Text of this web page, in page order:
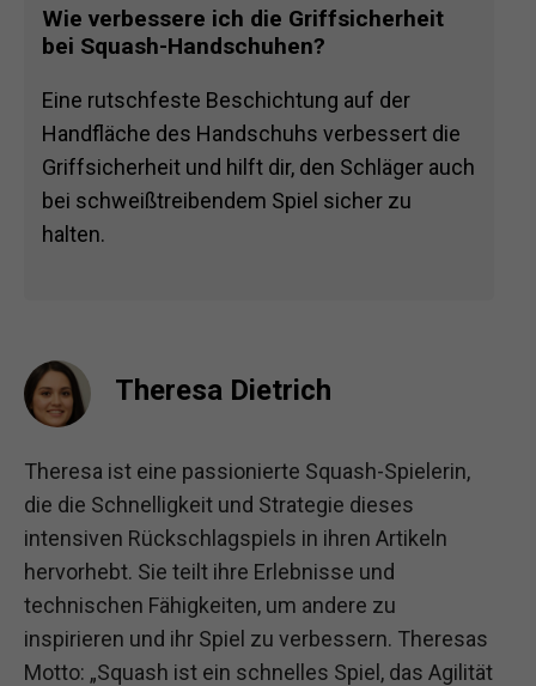
Wie verbessere ich die Griffsicherheit
bei Squash-Handschuhen?
Eine rutschfeste Beschichtung auf der
Handfläche des Handschuhs verbessert die
Griffsicherheit und hilft dir, den Schläger auch
bei schweißtreibendem Spiel sicher zu
halten.
Theresa Dietrich
Theresa ist eine passionierte Squash-Spielerin,
die die Schnelligkeit und Strategie dieses
intensiven Rückschlagspiels in ihren Artikeln
hervorhebt. Sie teilt ihre Erlebnisse und
technischen Fähigkeiten, um andere zu
inspirieren und ihr Spiel zu verbessern. Theresas
Motto: „Squash ist ein schnelles Spiel, das Agilität